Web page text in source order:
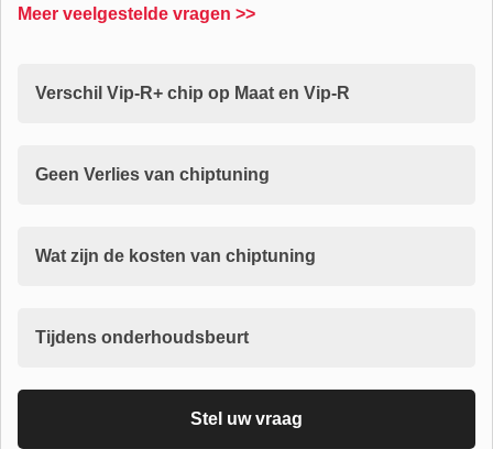
Meer veelgestelde vragen >>
Verschil Vip-R+ chip op Maat en Vip-R
Geen Verlies van chiptuning
Wat zijn de kosten van chiptuning
Tijdens onderhoudsbeurt
Stel uw vraag